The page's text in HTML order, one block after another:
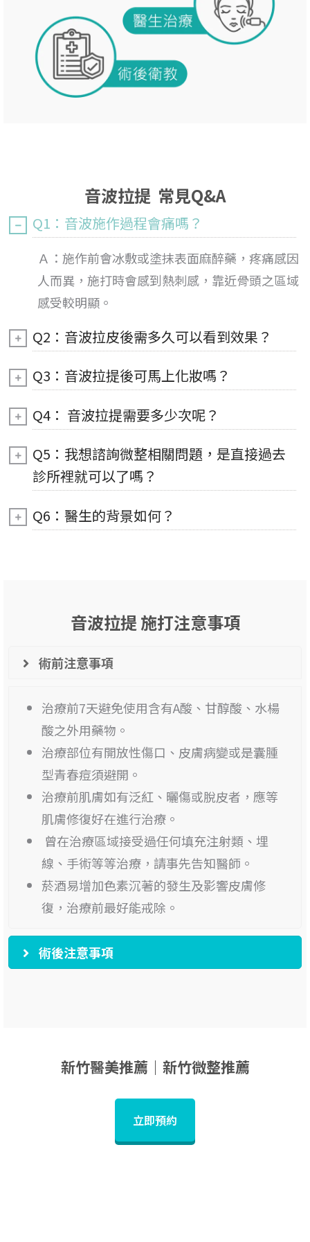
音波拉提 常見Q&A
Q1：音波施作過程會痛嗎？
Ａ：施作前會冰敷或塗抹表面麻醉藥，疼痛感因
人而異，施打時會感到熱刺感，靠近骨頭之區域
感受較明顯。
Q2：音波拉皮後需多久可以看到效果？
Q3：音波拉提後可馬上化妝嗎？
Q4： 音波拉提需要多少次呢？
Q5：我想諮詢微整相關問題，是直接過去
診所裡就可以了嗎？
Q6：醫生的背景如何？
音波拉提 施打注意事項
術前注意事項
治療前7天避免使用含有A酸、甘醇酸、水楊
酸之外用藥物。
治療部位有開放性傷口、皮膚病變或是囊腫
型青春痘須避開。
治療前肌膚如有泛紅、曬傷或脫皮者，應等
肌膚修復好在進行治療。
曾在治療區域接受過任何填充注射類、埋
線、手術等等治療，請事先告知醫師。
菸酒易增加色素沉著的發生及影響皮膚修
復，治療前最好能戒除。
術後注意事項
新竹醫美推薦｜新竹微整推薦
立即預約